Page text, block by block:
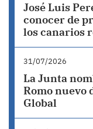
José Luis
conocer de
los canarios
31/07/2026
La Junta
Romo nuevo
Global